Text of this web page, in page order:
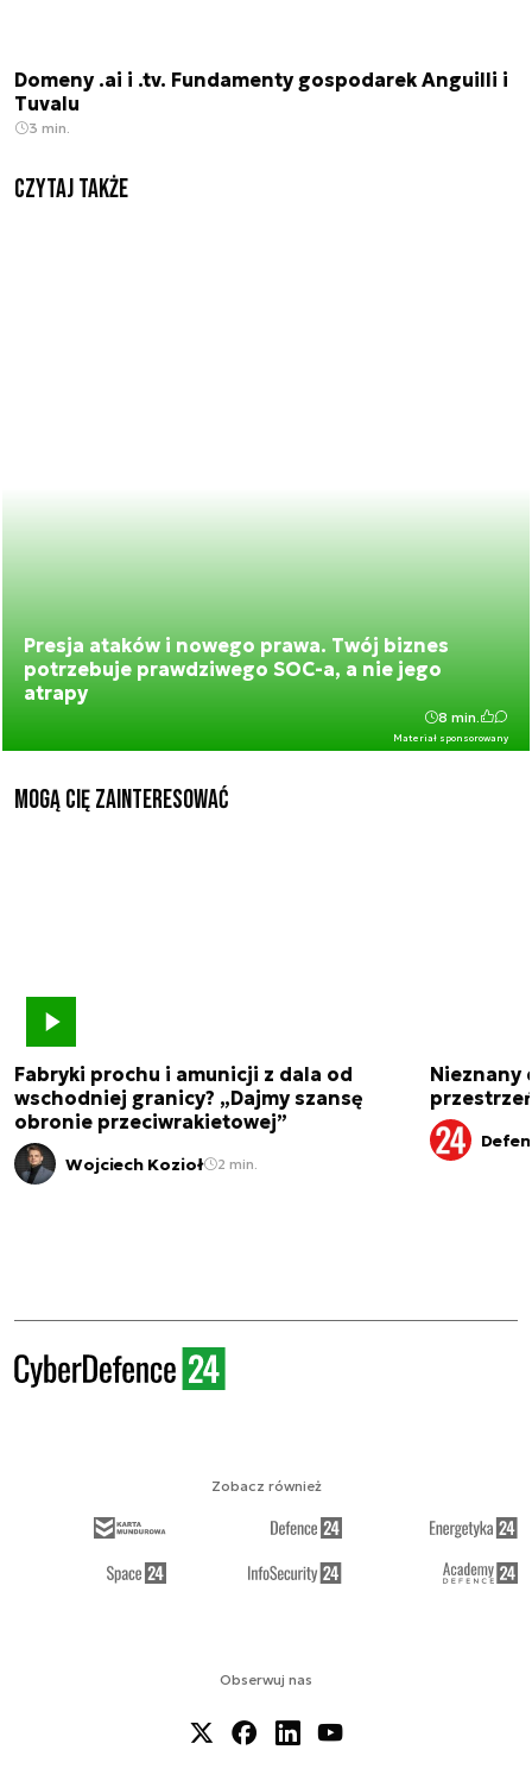
Domeny .ai i .tv. Fundamenty gospodarek Anguilli i
Tuvalu
3 min.
Czytaj także
Presja ataków i nowego prawa. Twój biznes
potrzebuje prawdziwego SOC-a, a nie jego
atrapy
Materiał sponsorowany
8 min.
Mogą Cię zainteresować
Fabryki prochu i amunicji z dala od
wschodniej granicy? „Dajmy szansę
obronie przeciwrakietowej”
Wojciech Kozioł 2 min.
Nieznany
Obserwuj nas
Zobacz również